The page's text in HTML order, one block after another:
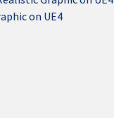
on UE4